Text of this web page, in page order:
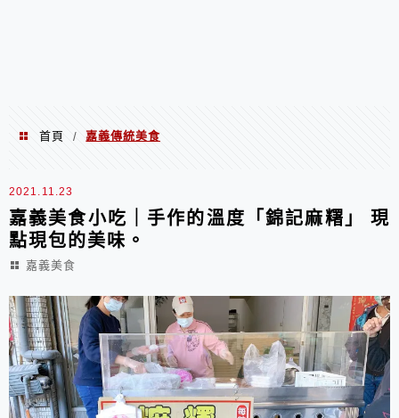
首頁 / 嘉義傳統美食
嘉義傳統美食
2021.11.23
嘉義美食小吃｜手作的溫度「錦記麻糬」 現
點現包的美味。
嘉義美食